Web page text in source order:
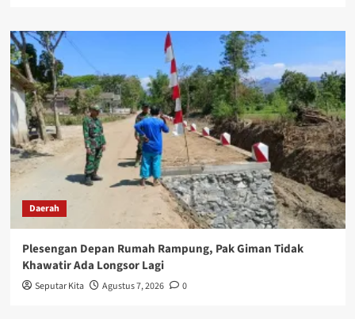
Daerah
Plesengan Depan Rumah Rampung, Pak Giman Tidak
Khawatir Ada Longsor Lagi
Seputar Kita Agustus 7, 2026 0